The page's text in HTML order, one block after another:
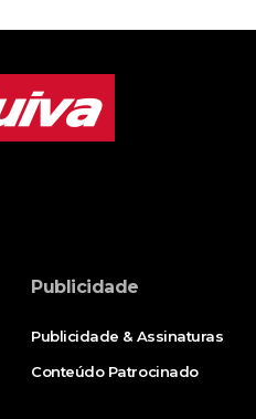
Publicidade
Publicidade & Assinaturas
Conteúdo Patrocinado